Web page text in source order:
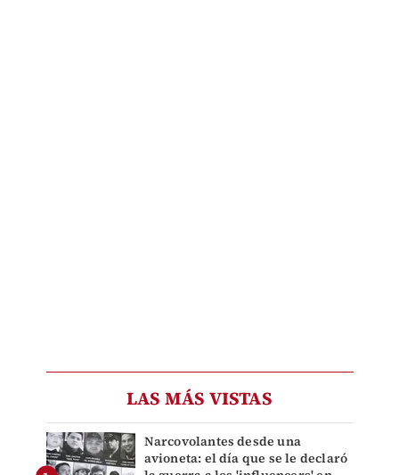
LAS MÁS VISTAS
Narcovolantes desde una
avioneta: el día que se le declaró